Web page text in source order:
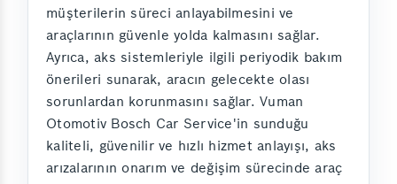
müşterilerin süreci anlayabilmesini ve
araçlarının güvenle yolda kalmasını sağlar.
Ayrıca, aks sistemleriyle ilgili periyodik bakım
önerileri sunarak, aracın gelecekte olası
sorunlardan korunmasını sağlar. Vuman
Otomotiv Bosch Car Service'in sunduğu
kaliteli, güvenilir ve hızlı hizmet anlayışı, aks
arızalarının onarım ve değişim sürecinde araç